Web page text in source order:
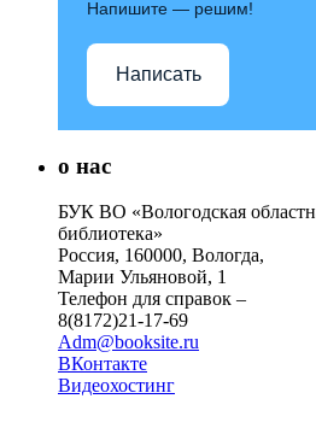
Напишите — решим!
Написать
о нас
БУК ВО «Вологодская
библиотека»
Россия, 160000, Вологда,
Марии Ульяновой, 1
Телефон для справок –
8(8172)21-17-69
Adm@booksite.ru
ВКонтакте
Видеохостинг